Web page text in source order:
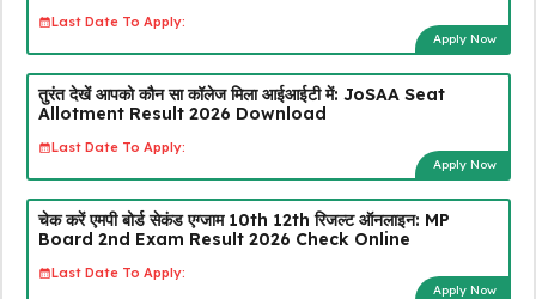
Last Date To Apply:
Apply Now
तुरंत देखें आपको कौन सा कॉलेज मिला आईआईटी में: JoSAA Seat
Allotment Result 2026 Download
Last Date To Apply:
Apply Now
चेक करें एमपी बोर्ड सेकंड एग्जाम 10th 12th रिजल्ट ऑनलाइन: MP
Board 2nd Exam Result 2026 Check Online
Last Date To Apply:
Apply Now